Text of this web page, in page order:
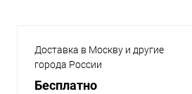
Доставка в Москву и другие
города России
Бесплатно